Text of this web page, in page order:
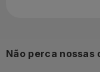
Não perca nossas